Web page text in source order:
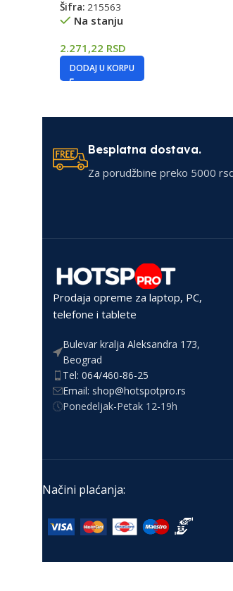
Šifra: 215563
Na stanju
2.271,22 RSD
DODAJ U KORPU
Besplatna dostava.
Za porudžbine preko 5000
Prodaja opreme za laptop, PC,
telefone i tablete
Bulevar kralja Aleksandra 173,
Beograd
Tel: 064/460-86-25
Email: shop@hotspotpro.rs
Ponedeljak-Petak 12-19h
Načini plaćanja: